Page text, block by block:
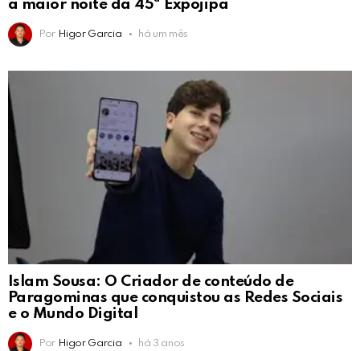
a maior noite da 45ª Expojipa
Por Higor Garcia há um mês
Islam Sousa: O Criador de conteúdo de
Paragominas que conquistou as Redes Sociais
e o Mundo Digital
Por Higor Garcia há 3 anos